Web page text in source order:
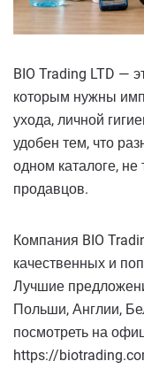
BIO Trading LTD —
которым нужны
ухода, личной
удобен тем, что
одном каталоге, не
продавцов.
Компания BIO
качественных и
Лучшие
Польши, Англии,
посмотреть на
https://